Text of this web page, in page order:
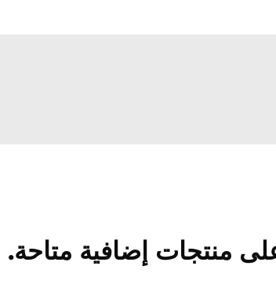
منتجات إضافية متاحة.